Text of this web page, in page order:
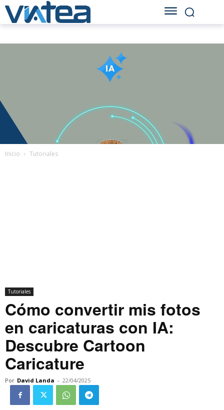
Inicio Tutoriales
Tutoriales
Cómo convertir mis fotos
en caricaturas con IA:
Descubre Cartoon
Caricature
Por David Landa - 22/04/2025